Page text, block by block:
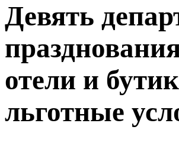
Девять
отели и
льготные